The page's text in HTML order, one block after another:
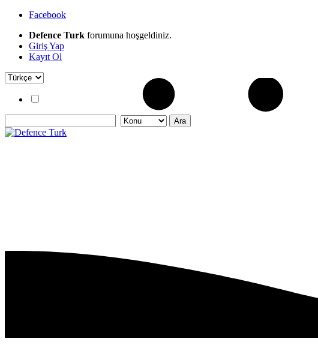
Facebook
Defence Turk forumuna hoşgeldiniz.
Giriş Yap
Kayıt Ol